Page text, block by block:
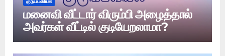
குடும்பவியல்
மனைவி வீட்டார் விரும்பி அழைத்தால்
அவர்கள் வீட்டில் குடியேறலாமா?